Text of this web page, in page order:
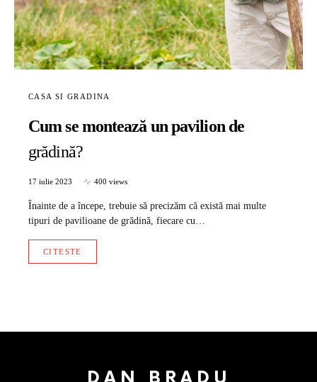
CASA SI GRADINA
Cum se montează un pavilion de
grădină?
17 iulie 2023 400 views
Înainte de a începe, trebuie să precizăm că există mai multe
tipuri de pavilioane de grădină, fiecare cu…
CITESTE